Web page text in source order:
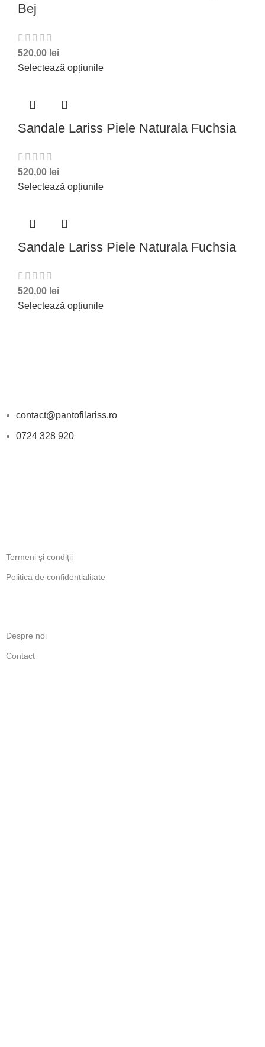
Bej
520,00 lei
Selectează opțiunile
Sandale Lariss Piele Naturala Fuchsia
520,00 lei
Selectează opțiunile
Sandale Lariss Piele Naturala Fuchsia
520,00 lei
Selectează opțiunile
contact@pantofilariss.ro
0724 328 920
Termeni și condiții
Politica de confidentialitate
Despre noi
Contact